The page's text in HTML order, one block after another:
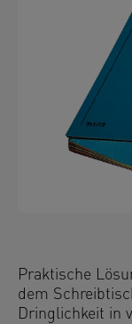
Praktische
dem
Dringlichkeit in